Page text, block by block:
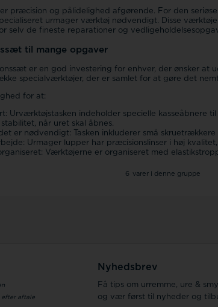
præcision og pålidelighed afgørende. For den
urmager værktøj nødvendigt. Disse
selv de fineste reparationer og
til mange opgaver
er en god investering for enhver, der ønsker at
specialværktøjer, der er samlet for at gøre det
for at:
Urværktøjstasken indeholder specielle kasseåbnere
når uret skal åbnes.
er nødvendigt: Tasken inkluderer små
Urmager lupper har præcisionslinser i høj
Værktøjerne er organiseret med
6 varer i denne gruppe
efter aftale
Nyhedsbrev
Få tips om urremme, ure &
og vær først til nyheder og